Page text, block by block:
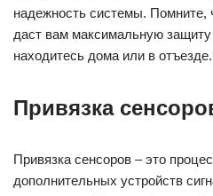
надежность системы. Помните,
даст вам максимальную защиту
находитесь дома или в отъезде.
Привязка
Привязка сенсоров – это
дополнительных устройств